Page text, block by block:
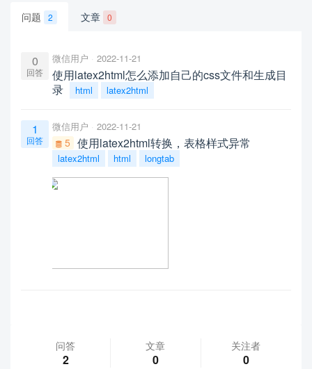
问题 2 文章 0
0
回答
微信用户 2022-11-21
使用latex2html怎么添加自己的css文件和生成目
录
html latex2html
1
回答
微信用户 2022-11-21
5 使用latex2html转换，表格样式异常
latex2html html longtab
问答
2
文章
0
关注者
0